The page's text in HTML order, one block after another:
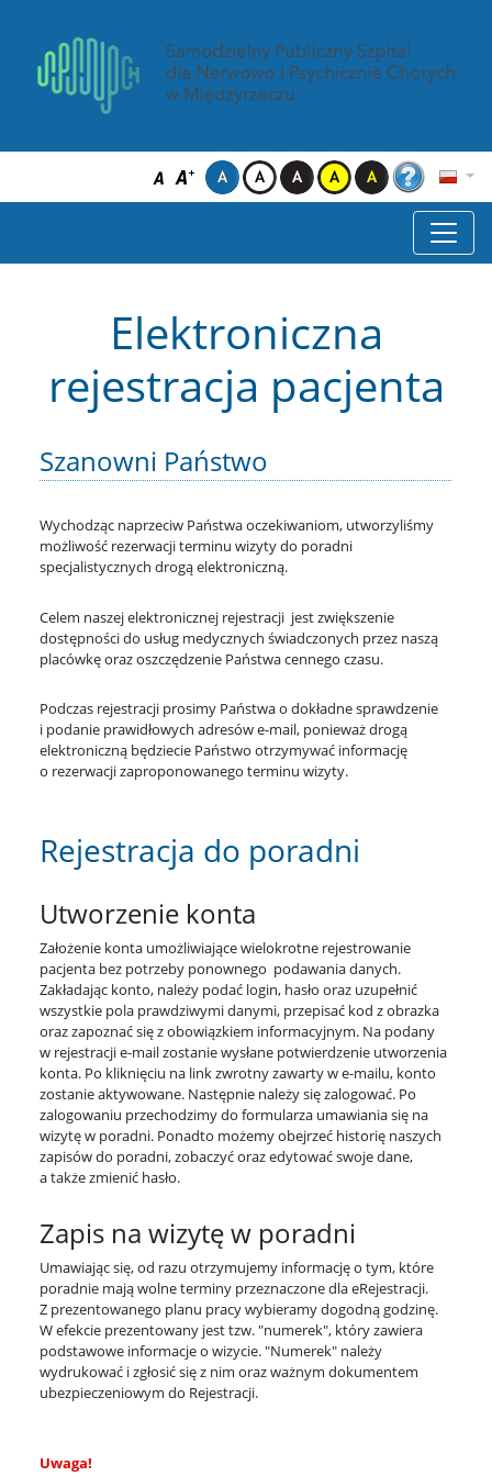
Elektroniczna
rejestracja pacjenta
Szanowni Państwo
Wychodząc naprzeciw Państwa oczekiwaniom, utworzyliśmy
możliwość rezerwacji terminu wizyty do poradni
specjalistycznych drogą elektroniczną.
Celem naszej elektronicznej rejestracji jest zwiększenie
dostępności do usług medycznych świadczonych przez naszą
placówkę oraz oszczędzenie Państwa cennego czasu.
Podczas rejestracji prosimy Państwa o dokładne sprawdzenie
i podanie prawidłowych adresów e-mail, ponieważ drogą
elektroniczną będziecie Państwo otrzymywać informację
o rezerwacji zaproponowanego terminu wizyty.
Rejestracja do poradni
Utworzenie konta
Założenie konta umożliwiające wielokrotne rejestrowanie
pacjenta bez potrzeby ponownego podawania danych.
Zakładając konto, należy podać login, hasło oraz uzupełnić
wszystkie pola prawdziwymi danymi, przepisać kod z obrazka
oraz zapoznać się z obowiązkiem informacyjnym. Na podany
w rejestracji e-mail zostanie wysłane potwierdzenie utworzenia
konta. Po kliknięciu na link zwrotny zawarty w e-mailu, konto
zostanie aktywowane. Następnie należy się zalogować. Po
zalogowaniu przechodzimy do formularza umawiania się na
wizytę w poradni. Ponadto możemy obejrzeć historię naszych
zapisów do poradni, zobaczyć oraz edytować swoje dane,
a także zmienić hasło.
Zapis na wizytę w poradni
Umawiając się, od razu otrzymujemy informację o tym, które
poradnie mają wolne terminy przeznaczone dla eRejestracji.
Z prezentowanego planu pracy wybieramy dogodną godzinę.
W efekcie prezentowany jest tzw. "numerek", który zawiera
podstawowe informacje o wizycie. "Numerek" należy
wydrukować i zgłosić się z nim oraz ważnym dokumentem
ubezpieczeniowym do Rejestracji.
Uwaga!